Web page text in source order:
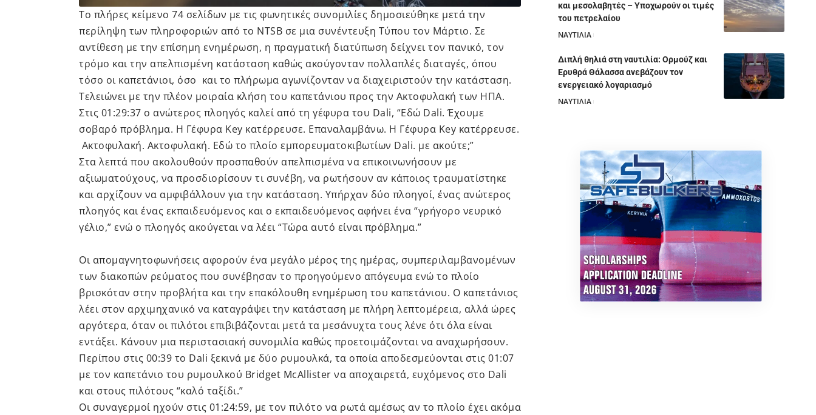
Το πλήρες κείμενο 74 σελίδων με τις φωνητικές συνομιλίες δημοσιεύθηκε μετά την
περίληψη των πληροφοριών από το NTSB σε μια συνέντευξη Τύπου τον Μάρτιο. Σε
αντίθεση με την επίσημη ενημέρωση, η πραγματική διατύπωση δείχνει τον πανικό, τον
τρόμο και την απελπισμένη κατάσταση καθώς ακούγονταν πολλαπλές διαταγές, όπου
τόσο οι καπετάνιοι, όσο και το πλήρωμα αγωνίζονταν να διαχειριστούν την κατάσταση.
Τελειώνει με την πλέον μοιραία κλήση του καπετάνιου προς την Ακτοφυλακή των ΗΠΑ.
Στις 01:29:37 ο ανώτερος πλοηγός καλεί από τη γέφυρα του Dali, “Εδώ Dali. Έχουμε
σοβαρό πρόβλημα. Η Γέφυρα Key κατέρρευσε. Επαναλαμβάνω. Η Γέφυρα Key κατέρρευσε.
Ακτοφυλακή. Ακτοφυλακή. Εδώ το πλοίο εμπορευματοκιβωτίων Dali. με ακούτε;”
Στα λεπτά που ακολουθούν προσπαθούν απελπισμένα να επικοινωνήσουν με
αξιωματούχους, να προσδιορίσουν τι συνέβη, να ρωτήσουν αν κάποιος τραυματίστηκε
και αρχίζουν να αμφιβάλλουν για την κατάσταση. Υπήρχαν δύο πλοηγοί, ένας ανώτερος
πλοηγός και ένας εκπαιδευόμενος και ο εκπαιδευόμενος αφήνει ένα “γρήγορο νευρικό
γέλιο,” ενώ ο πλοηγός ακούγεται να λέει “Τώρα αυτό είναι πρόβλημα.”
Οι απομαγνητοφωνήσεις αφορούν ένα μεγάλο μέρος της ημέρας, συμπεριλαμβανομένων
των διακοπών ρεύματος που συνέβησαν το προηγούμενο απόγευμα ενώ το πλοίο
βρισκόταν στην προβλήτα και την επακόλουθη ενημέρωση του καπετάνιου. Ο καπετάνιος
λέει στον αρχιμηχανικό να καταγράψει την κατάσταση με πλήρη λεπτομέρεια, αλλά ώρες
αργότερα, όταν οι πιλότοι επιβιβάζονται μετά τα μεσάνυχτα τους λένε ότι όλα είναι
εντάξει. Κάνουν μια περιστασιακή συνομιλία καθώς προετοιμάζονται να αναχωρήσουν.
Περίπου στις 00:39 το Dali ξεκινά με δύο ρυμουλκά, τα οποία αποδεσμεύονται στις 01:07
με τον καπετάνιο του ρυμουλκού Bridget McAllister να αποχαιρετά, ευχόμενος στο Dali
και στους πιλότους “καλό ταξίδι.”
Οι συναγερμοί ηχούν στις 01:24:59, με τον πιλότο να ρωτά αμέσως αν το πλοίο έχει ακόμα
και μεσολαβητές – Υποχωρούν οι τιμές
του πετρελαίου
ΝΑΥΤΙΛΙΑ
Διπλή θηλιά στη ναυτιλία: Ορμούζ και
Ερυθρά Θάλασσα ανεβάζουν τον
ενεργειακό λογαριασμό
ΝΑΥΤΙΛΙΑ